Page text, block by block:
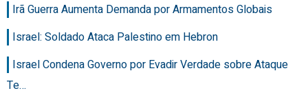
Irã Guerra Aumenta Demanda por Armamentos Globais
Israel: Soldado Ataca Palestino em Hebron
Israel Condena Governo por Evadir Verdade sobre Ataque
Te…